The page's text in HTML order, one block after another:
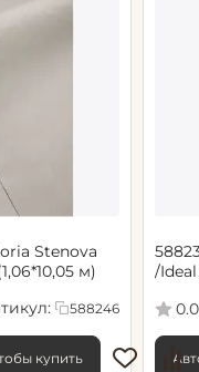
Stenova
м)
588246
купить
/
0.0